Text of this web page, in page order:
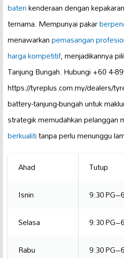
baterikenderaan dengan
ternama. Mempunyai pakar
menawarkanpemasangan
harga kompetitif, menjadikannya
Tanjung Bungah. Hubungi +60 4-
https://tyreplus.com.my/dealers/
battery-tanjung-bungah untuk
strategik memudahkan pelanggan
berkualititanpa perlu menunggu
Ahad
Tutup
Isnin
9:30
Selasa
9:30
Rabu
9:30